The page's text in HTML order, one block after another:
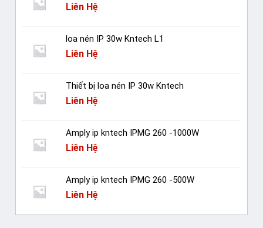
Liên Hệ
loa nén IP 30w Kntech L1
Liên Hệ
Thiết bị loa nén IP 30w Kntech
Liên Hệ
Amply ip kntech IPMG 260 -1000W
Liên Hệ
Amply ip kntech IPMG 260 -500W
Liên Hệ